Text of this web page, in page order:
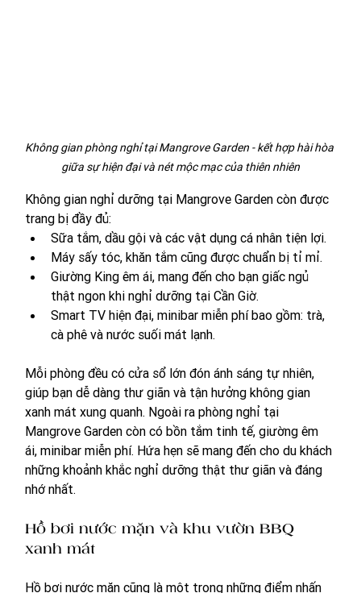
Không gian phòng nghỉ tại Mangrove Garden - kết hợp hài hòa
giữa sự hiện đại và nét mộc mạc của thiên nhiên
Không gian nghỉ dưỡng tại Mangrove Garden còn được
trang bị đầy đủ:
Sữa tắm, dầu gội và các vật dụng cá nhân tiện lợi.
Máy sấy tóc, khăn tắm cũng được chuẩn bị tỉ mỉ.
Giường King êm ái, mang đến cho bạn giấc ngủ
thật ngon khi nghỉ dưỡng tại Cần Giờ.
Smart TV hiện đại, minibar miễn phí bao gồm: trà,
cà phê và nước suối mát lạnh.
Mỗi phòng đều có cửa sổ lớn đón ánh sáng tự nhiên,
giúp bạn dễ dàng thư giãn và tận hưởng không gian
xanh mát xung quanh. Ngoài ra phòng nghỉ tại
Mangrove Garden còn có bồn tắm tinh tế, giường êm
ái, minibar miễn phí. Hứa hẹn sẽ mang đến cho du khách
những khoảnh khắc nghỉ dưỡng thật thư giãn và đáng
nhớ nhất.
Hồ bơi nước mặn và khu vườn BBQ
xanh mát
Hồ bơi nước mặn cũng là một trong những điểm nhấn